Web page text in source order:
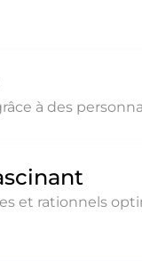
à des
et rationnels